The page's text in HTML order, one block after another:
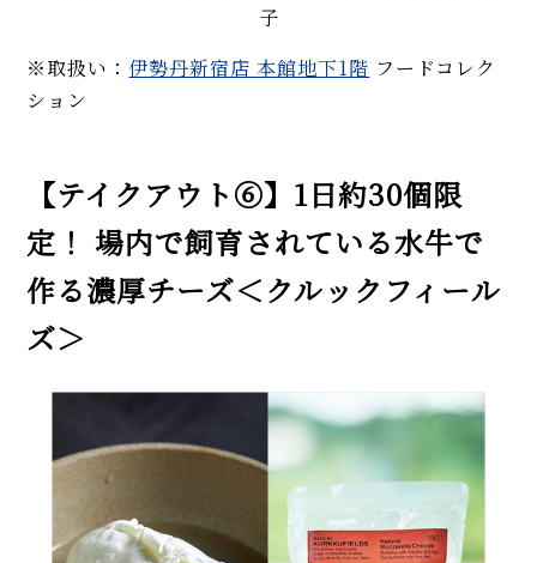
子
※取扱い： 伊勢丹新宿店 本館地下1階 フードコレク
ション
【テイクアウト⑥】1日約30個限
定！ 場内で飼育されている水牛で
作る濃厚チーズ＜クルックフィール
ズ＞